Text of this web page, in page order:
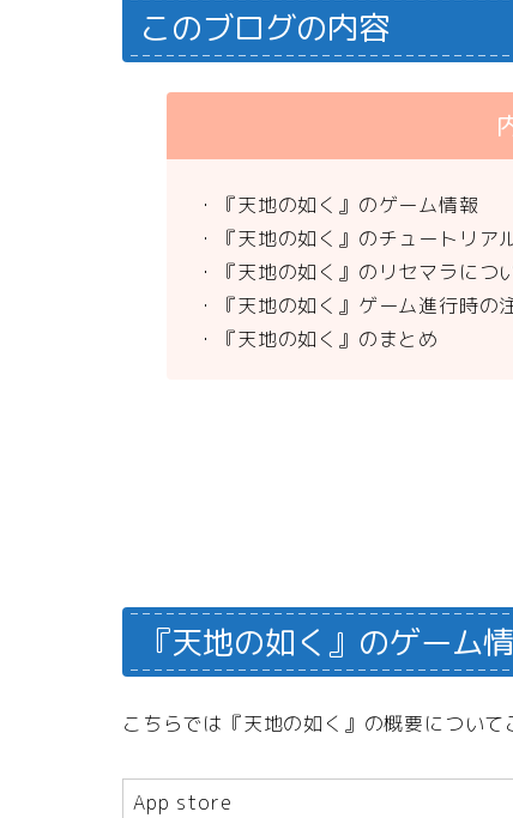
このブログの内容
・『天地の如く』のゲーム情報
・『天地の如く』のチュートリア
・『天地の如く』のリセマラにつ
・『天地の如く』ゲーム進行時の
・『天地の如く』のまとめ
『天地の如く』のゲーム
こちらでは『天地の如く』の概要について
App store